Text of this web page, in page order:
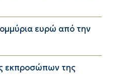
ευρώ από την
εκπροσώπων της